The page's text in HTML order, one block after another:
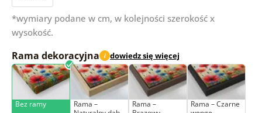
*wymiary podane w cm, w kolejności szerokość x
wysokość.
Rama dekoracyjna i dowiedz się więcej
Bez ramy
Rama –
Rama –
Rama – Czarne